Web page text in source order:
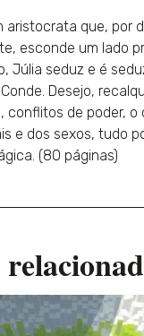
aristocrata que, por
esconde um lado
Júlia seduz e é
Desejo,
conflitos de poder, o
e dos sexos, tudo
(80 páginas)